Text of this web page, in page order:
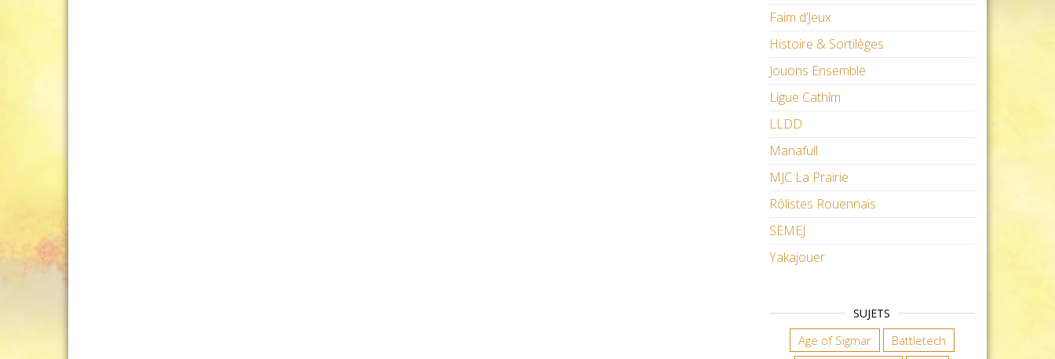
Faim d’Jeux
Histoire & Sortilèges
Jouons Ensemble
Ligue Cathîm
LLDD
Manafull
MJC La Prairie
Rôlistes Rouennais
SEMEJ
Yakajouer
SUJETS
Age of Sigmar
Battletech